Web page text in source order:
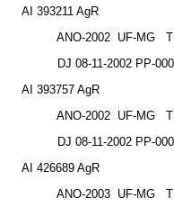
AI 393211 AgR
ANO-2002 UF-MG
DJ 08-11-2002 PP-
AI 393757 AgR
ANO-2002 UF-MG
DJ 08-11-2002 PP-
AI 426689 AgR
ANO-2003 UF-MG